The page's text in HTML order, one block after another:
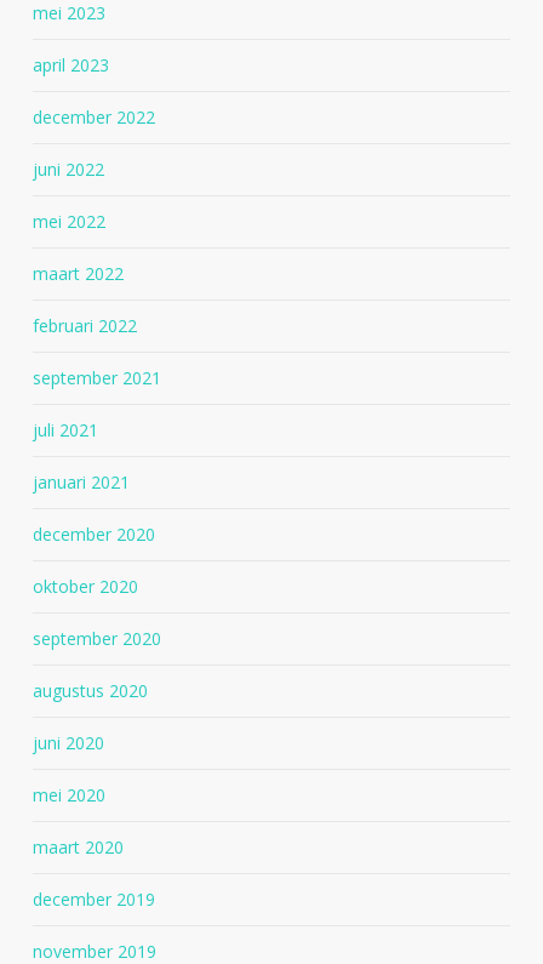
mei 2023
april 2023
december 2022
juni 2022
mei 2022
maart 2022
februari 2022
september 2021
juli 2021
januari 2021
december 2020
oktober 2020
september 2020
augustus 2020
juni 2020
mei 2020
maart 2020
december 2019
november 2019